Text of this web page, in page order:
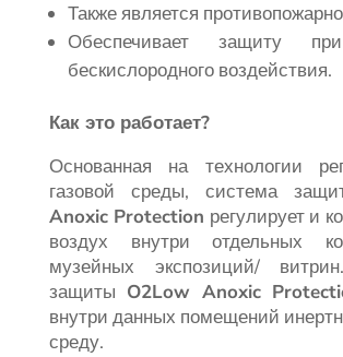
Также является
Обеспечивает защиту
бескислородного воздействия.
Как это работает?
Основанная на технологии
газовой среды, система
Anoxic Protection регулирует и
воздух внутри отдельных
музейных экспозиций/
защиты O2Low Anoxic
внутри данных помещений
среду.